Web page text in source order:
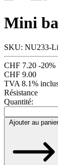
Mini
SKU: NU233-
CHF 7.20 -20%
CHF 9.00
TVA 8.1%
Résistance
Quantité:
Ajouter au panier